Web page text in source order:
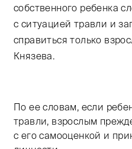
собственного ребенка
с ситуацией травли и
справиться только
Князева.
По ее словам, если
травли, взрослым
с его самооценкой и